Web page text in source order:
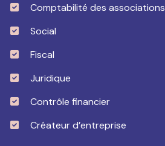
Comptabilité des associations
Social
Fiscal
Juridique
Contrôle financier
Créateur d’entreprise